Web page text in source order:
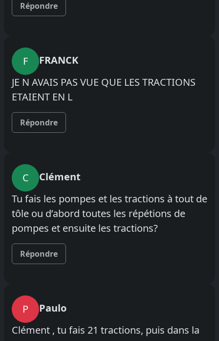
Répondre
F
FRANCK
JE N AVAIS PAS VUE QUE LES TRACTIONS
ETAIENT EN L
Répondre
C
Clément
Tu fais les pompes et les tractions à tout de
tôle ou d’abord toutes les répétions de
pompes et ensuite les tractions?
Répondre
P
Paulo
Clément , tu fais 21 tractions, puis dans la